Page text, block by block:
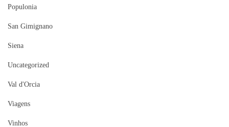
Populonia
San Gimignano
Siena
Uncategorized
Val d'Orcia
Viagens
Vinhos